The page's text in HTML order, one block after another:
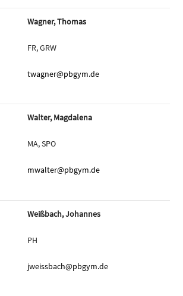
Wagner, Thomas
FR, GRW
twagner@pbgym.de
Walter, Magdalena
MA, SPO
mwalter@pbgym.de
Weißbach, Johannes
PH
jweissbach@pbgym.de